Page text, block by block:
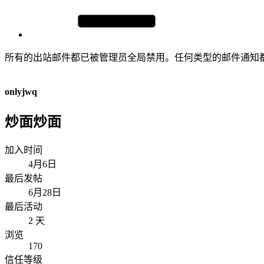
所有的出站邮件都已被管理员全局禁用。任何类型的邮件通知
onlyjwq
炒面炒面
加入时间
4月6日
最后发帖
6月28日
最后活动
2 天
浏览
170
信任等级